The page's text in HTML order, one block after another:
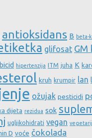
antioksidans B beta-
glifosat GM
hipertenzija ITM juha K
kruh krumpir lan
ožujak pesticidi
dijeta rezidua sok
ugljikohidrati vegan
D voće čokolada